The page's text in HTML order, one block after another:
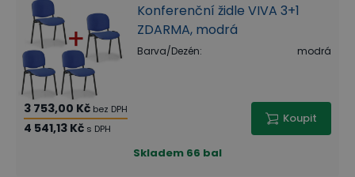
Konferenční židle VIVA 3+1
ZDARMA, modrá
Barva/Dezén: modrá
3 753,00 Kč bez DPH
4 541,13 Kč s DPH
Koupit
Skladem 66 bal